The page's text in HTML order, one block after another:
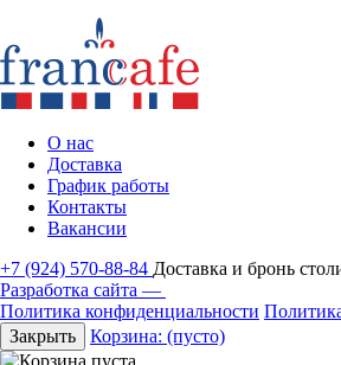
О нас
Доставка
График работы
Контакты
Вакансии
+7 (924) 570-88-84 Доставка и бронь
Разработка сайта —
Политика конфиденциальности
Закрыть
Корзина: (пусто)